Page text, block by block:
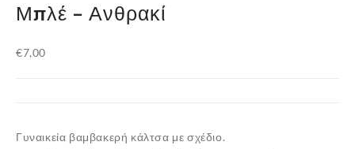
Μπλέ – Ανθρακί
€7,00
Γυναικεία βαμβακερή κάλτσα με σχέδιο.